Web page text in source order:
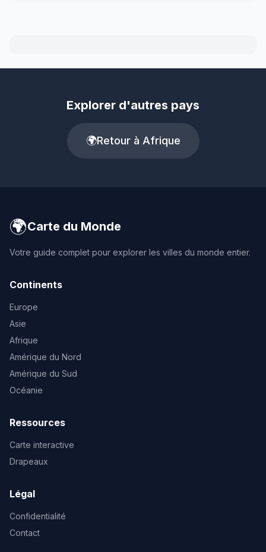
Explorer d'autres pays
🌍Retour à Afrique
🌍Carte du Monde
Votre guide complet pour explorer les villes du monde entier.
Continents
Europe
Asie
Afrique
Amérique du Nord
Amérique du Sud
Océanie
Ressources
Carte interactive
Drapeaux
Légal
Confidentialité
Contact